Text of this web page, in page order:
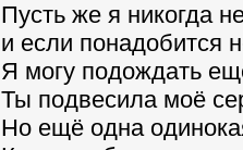
Пусть же я никогда
и если понадобится
Я могу подождать
Ты подвесила моё
Но ещё одна